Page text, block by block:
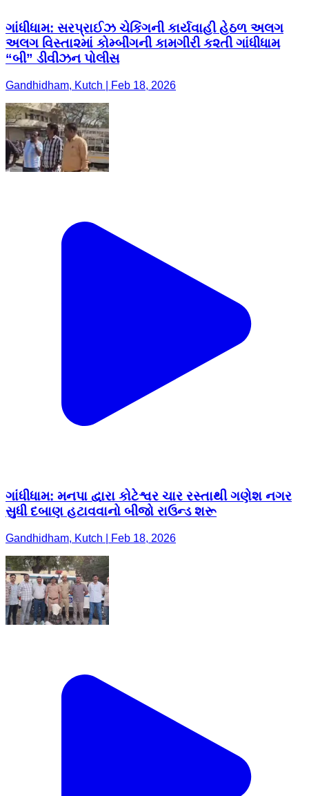
ગાંધીધામ: સરપ્રાઈઝ ચેકિંગની કાર્યવાહી હેઠળ અલગ
અલગ વિસ્તા૨માં કોમ્બીંગની કામગીરી ક૨તી ગાંધીધામ
“બી” ડીવીઝન પોલીસ
Gandhidham, Kutch | Feb 18, 2026
ગાંધીધામ: મનપા દ્વારા કોટેશ્વર ચાર રસ્તાથી ગણેશ નગર
સુધી દબાણ હટાવવાનો બીજો રાઉન્ડ શરૂ
Gandhidham, Kutch | Feb 18, 2026